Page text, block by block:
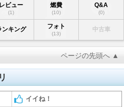
レビュー
(1)
燃費
(10)
Q&A
(0)
ンキング フォト
(13)
中古車
ページの先頭へ ▲
イイね！